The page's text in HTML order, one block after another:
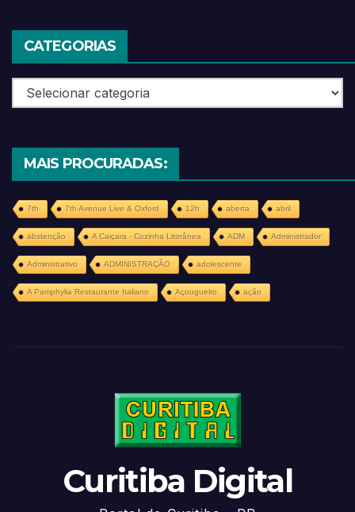
CATEGORIAS
Categorias
MAIS PROCURADAS:
7th 7th Avenue Live & Oxford 12h aberta abril
abstenção A Caiçara - Cozinha Litorânea ADM Administrador
Administrativo ADMINISTRAÇÃO adolescente
A Pamphylia Restaurante Italiano Açougueiro ação
Curitiba Digital